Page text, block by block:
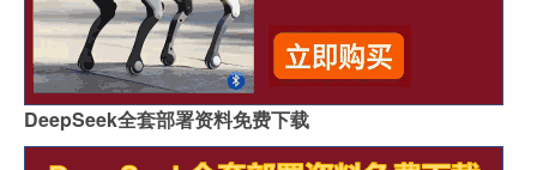
DeepSeek全套部署资料免费下载